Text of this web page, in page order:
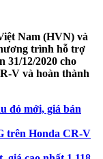
Nam (HVN) và
trình hỗ trợ
31/12/2020 cho
V và hoàn thành
đỏ mới, giá bán
trên Honda CR-V